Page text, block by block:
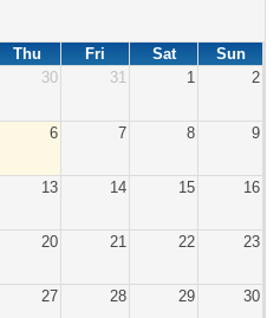
Thu Fri Sat
Sun
30 31 1 2
6 7 8 9
13 14 15 16
20 21 22 23
27 28 29 30